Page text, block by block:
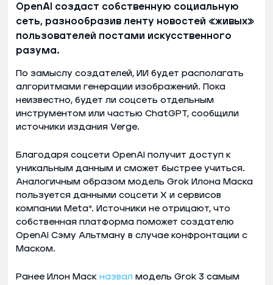
OpenAI создаст собственную социальную
сеть, разнообразив ленту новостей «живых»
пользователей постами искусственного
разума.
По замыслу создателей, ИИ будет располагать
алгоритмами генерации изображений. Пока
неизвестно, будет ли соцсеть отдельным
инструментом или частью ChatGPT, сообщили
источники издания Verge.
Благодаря соцсети OpenAI получит доступ к
уникальным данным и сможет быстрее учиться.
Аналогичным образом модель Grok Илона Маска
пользуется данными соцсети X и сервисов
компании Meta*. Источники не отрицают, что
собственная платформа поможет создателю
OpenAI Сэму Альтману в случае конфронтации с
Маском.
Ранее Илон Маск назвал модель Grok 3 самым